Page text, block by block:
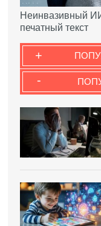
Неинвазивный
печатный текст
+
-